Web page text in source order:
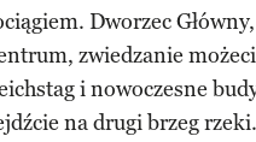
Dworzec
zwiedzanie
i nowoczesne
na drugi brzeg